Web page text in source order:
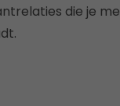
die je